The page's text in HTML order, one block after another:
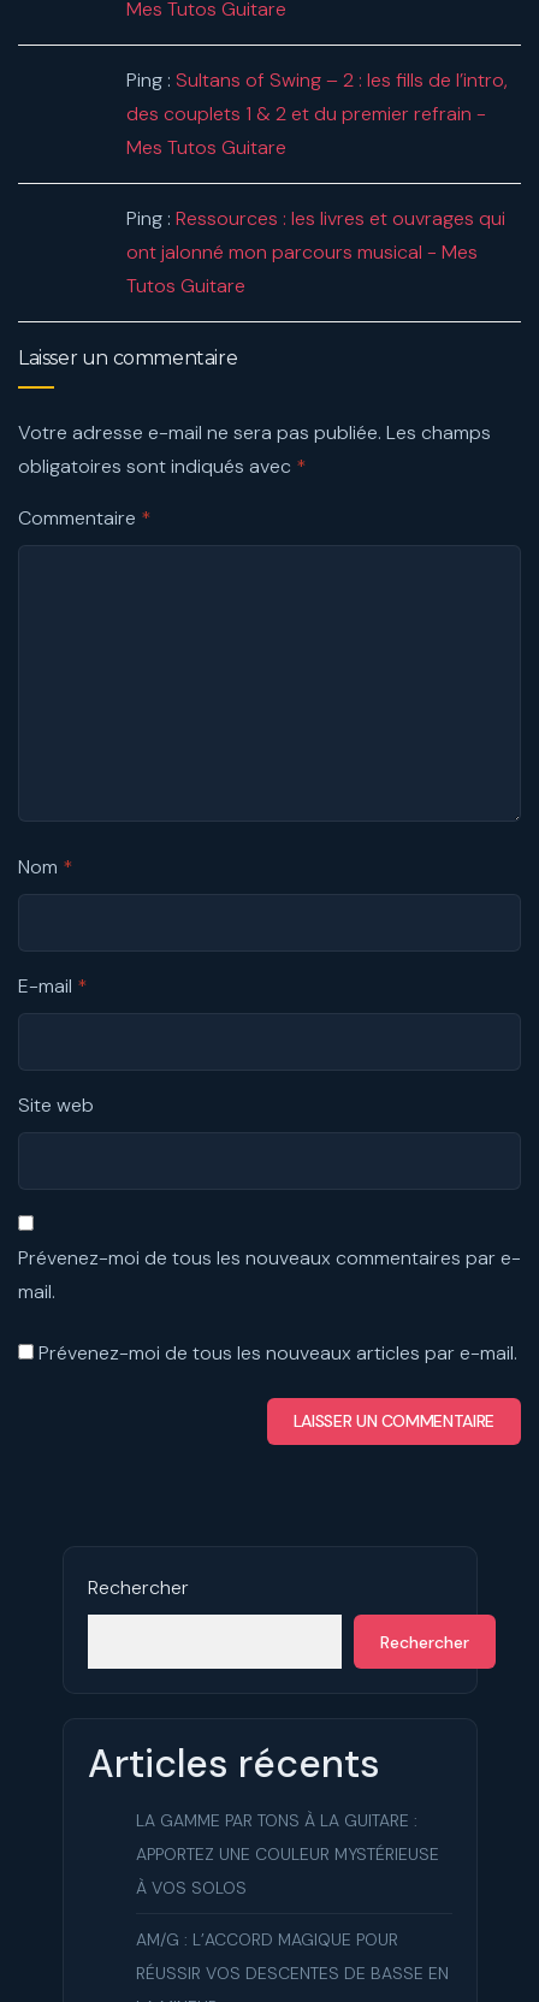
Mes Tutos Guitare
Ping : Sultans of Swing – 2 : les fills de l’intro,
des couplets 1 & 2 et du premier refrain -
Mes Tutos Guitare
Ping : Ressources : les livres et ouvrages qui
ont jalonné mon parcours musical - Mes
Tutos Guitare
Laisser un commentaire
Votre adresse e-mail ne sera pas publiée. Les champs
obligatoires sont indiqués avec *
Commentaire *
Nom *
E-mail *
Site web
Prévenez-moi de tous les nouveaux commentaires par e-
mail.
Prévenez-moi de tous les nouveaux articles par e-mail.
Rechercher
Rechercher
Articles récents
LA GAMME PAR TONS À LA GUITARE :
APPORTEZ UNE COULEUR MYSTÉRIEUSE
À VOS SOLOS
AM/G : L’ACCORD MAGIQUE POUR
RÉUSSIR VOS DESCENTES DE BASSE EN